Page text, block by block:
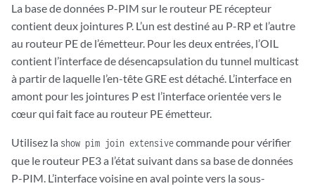
La base de données P-PIM sur le routeur PE récepteur
contient deux jointures P. L’un est destiné au P-RP et l’autre
au routeur PE de l’émetteur. Pour les deux entrées, l’OIL
contient l’interface de désencapsulation du tunnel multicast
à partir de laquelle l’en-tête GRE est détaché. L’interface en
amont pour les jointures P est l’interface orientée vers le
cœur qui fait face au routeur PE émetteur.
Utilisez la show pim join extensivecommande pour vérifier
que le routeur PE3 a l’état suivant dans sa base de données
P-PIM. L’interface voisine en aval pointe vers la sous-